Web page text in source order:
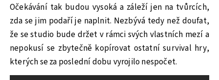
Očekávání tak budou vysoká a záleží jen na tvůrcích,
zda se jim podaří je naplnit. Nezbývá tedy než doufat,
že se studio bude držet v rámci svých vlastních mezí a
nepokusí se zbytečně kopírovat ostatní survival hry,
kterých se za poslední dobu vyrojilo nespočet.